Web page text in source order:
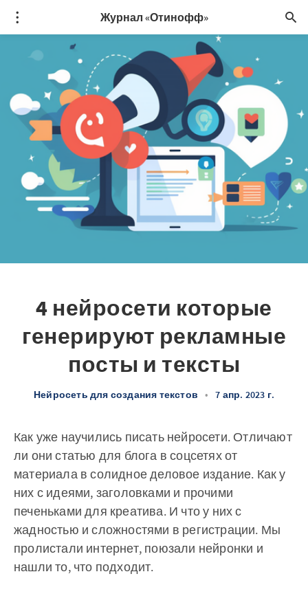
Журнал «Отинофф»
4 нейросети которые
генерируют рекламные
посты и тексты
Нейросеть для создания текстов • 7 апр. 2023 г.
Как уже научились писать нейросети. Отличают
ли они статью для блога в соцсетях от
материала в солидное деловое издание. Как у
них с идеями, заголовками и прочими
печеньками для креатива. И что у них с
жадностью и сложностями в регистрации. Мы
пролистали интернет, поюзали нейронки и
нашли то, что подходит.